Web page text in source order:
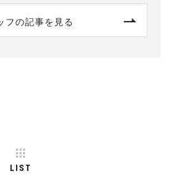
フの記事を見る
LIST